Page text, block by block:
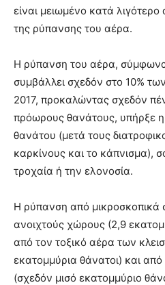
είναι μειωμένο κατά
της ρύπανσης του αέρα.
Η ρύπανση του αέρα,
συμβάλλει σχεδόν στο 10%
2017, προκαλώντας σχεδόν
πρόωρους θανάτους, υπήρξε η
θανάτου (μετά τους
καρκίνους και το κάπνισμα),
τροχαία ή την ελονοσία.
Η ρύπανση από μικροσκοπικά
ανοιχτούς χώρους (2,9
από τον τοξικό αέρα των
εκατομμύρια θάνατοι) και
(σχεδόν μισό εκατομμύριο